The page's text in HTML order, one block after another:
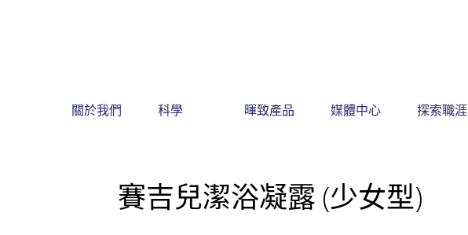
關於我們 科學 暉致產品 媒體中心 探索職涯
賽吉兒潔浴凝露 (少女型)